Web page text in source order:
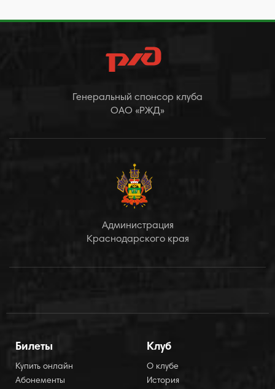
Генеральный спонсор клуба
ОАО «РЖД»
Администрация
Краснодарского края
Билеты
Купить онлайн
Абонементы
Клуб
О клубе
История